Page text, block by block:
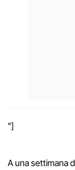
"]
A una settimana